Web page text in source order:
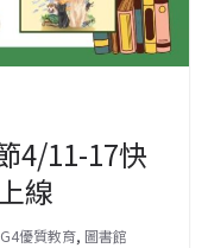
4/11-17快
線
優質教育, 圖書館